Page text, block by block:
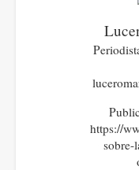
https://